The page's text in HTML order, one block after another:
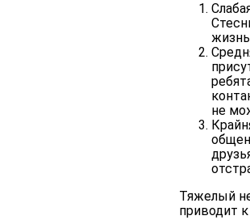
не
Тяжелый
приводит